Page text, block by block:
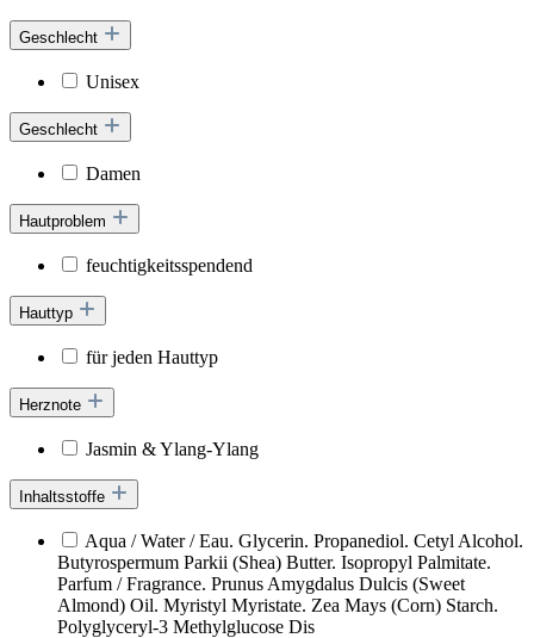
Geschlecht
Unisex
Geschlecht
Damen
Hautproblem
feuchtigkeitsspendend
Hauttyp
für jeden Hauttyp
Herznote
Jasmin & Ylang-Ylang
Inhaltsstoffe
Aqua / Water / Eau. Glycerin. Propanediol. Cetyl Alcohol.
Butyrospermum Parkii (Shea) Butter. Isopropyl Palmitate.
Parfum / Fragrance. Prunus Amygdalus Dulcis (Sweet
Almond) Oil. Myristyl Myristate. Zea Mays (Corn) Starch.
Polyglyceryl-3 Methylglucose Dis